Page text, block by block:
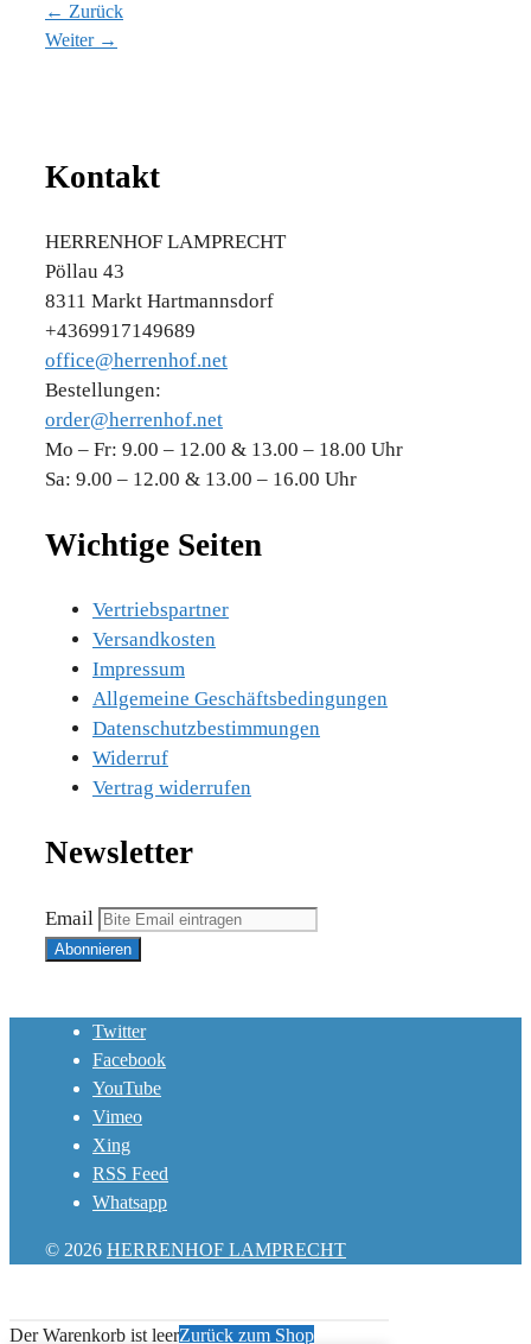
← Zurück
Weiter →
Kontakt
HERRENHOF LAMPRECHT
Pöllau 43
8311 Markt Hartmannsdorf
+4369917149689
office@herrenhof.net
Bestellungen:
order@herrenhof.net
Mo – Fr: 9.00 – 12.00 & 13.00 – 18.00 Uhr
Sa: 9.00 – 12.00 & 13.00 – 16.00 Uhr
Wichtige Seiten
Vertriebspartner
Versandkosten
Impressum
Allgemeine Geschäftsbedingungen
Datenschutzbestimmungen
Widerruf
Vertrag widerrufen
Newsletter
Email
Twitter
Facebook
YouTube
Vimeo
Xing
RSS Feed
Whatsapp
© 2026 HERRENHOF LAMPRECHT
Der Warenkorb ist leerZurück zum Shop